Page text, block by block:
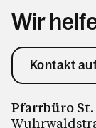
Wir
Kontakt
Pfarrbüro